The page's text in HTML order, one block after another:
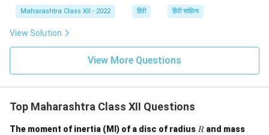
Maharashtra Class XII - 2022 हिंदी हिंदी साहित्य
View Solution
View More Questions
Top Maharashtra Class XII Questions
The moment of inertia (MI) of a disc of radius R
R and mass